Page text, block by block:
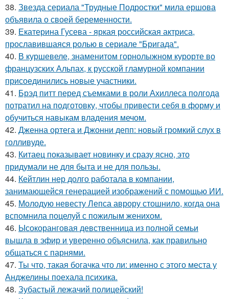
38. Звезда сериала "Трудные Подростки" мила ершова
объявила о своей беременности.
39. Екатерина Гусева - яркая российская актриса,
прославившаяся ролью в сериале "Бригада".
40. В куршевеле, знаменитом горнолыжном курорте во
французских Альпах, к русской гламурной компании
присоединились новые участники.
41. Брэд питт перед съемками в роли Ахиллеса полгода
потратил на подготовку, чтобы привести себя в форму и
обучиться навыкам владения мечом.
42. Дженна ортега и Джонни депп: новый громкий слух в
голливуде.
43. Китаец показывает новинку и сразу ясно, это
придумали не для быта и не для пользы.
44. Кейтлин нер долго работала в компании,
занимающейся генерацией изображений с помощью ИИ.
45. Молодую невесту Лепса аврору стошнило, когда она
вспомнила поцелуй с пожилым женихом.
46. Ысокоранговая девственница из полной семьи
вышла в эфир и уверенно объяснила, как правильно
общаться с парнями.
47. Ты что, такая богачка что ли: именно с этого места у
Анджелины поехала психика.
48. Зубастый лежачий полицейский!